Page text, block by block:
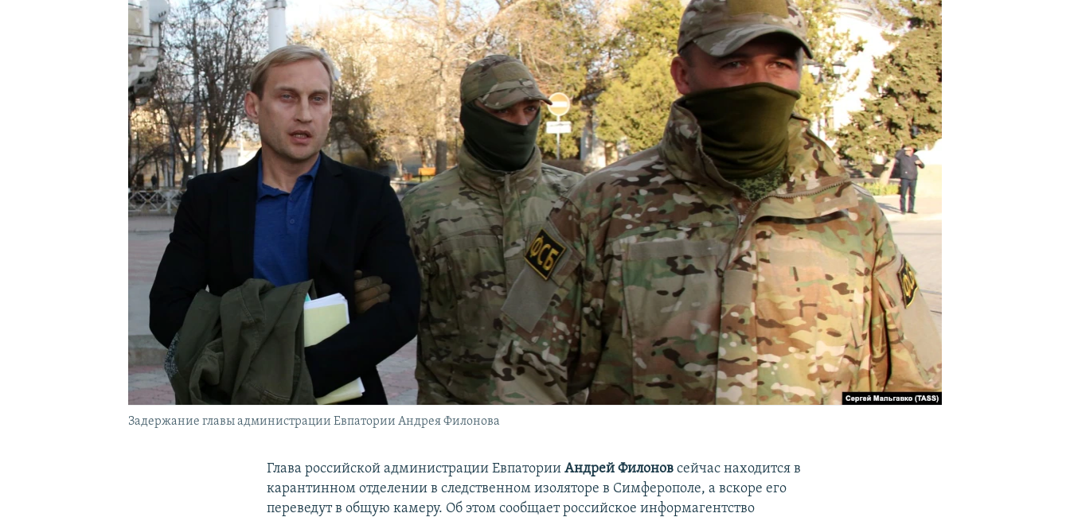
КРЫМ.НЕПОКОРЕННЫЙ
УКРАИНСКАЯ ПРОБЛЕМА КРЫМА
Задержание главы администрации Евпатории Андрея Филонова
Глава российской администрации ЕвпаторииАндрей Филоновсейчас находится в
карантинном отделении в следственном изоляторе в Симферополе, а вскоре его
переведут в общую камеру. Об этом сообщает российское информагентство